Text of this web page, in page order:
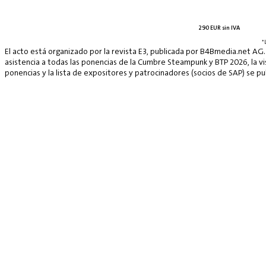
290 EUR sin IVA
El acto está organizado por la revista E3, publicada por B4Bmedia.net
asistencia a todas las ponencias de la Cumbre Steampunk y BTP 2026,
ponencias y la lista de expositores y patrocinadores (socios de SAP) se